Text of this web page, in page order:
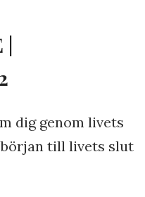
|
dig genom livets
till livets slut